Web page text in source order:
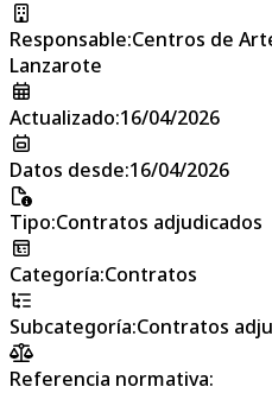
Responsable:Centros de
Lanzarote
Actualizado:16/04/2026
Datos desde:16/04/2026
Tipo:Contratos adjudicados
Categoría:Contratos
Subcategoría:Contratos
Referencia normativa: